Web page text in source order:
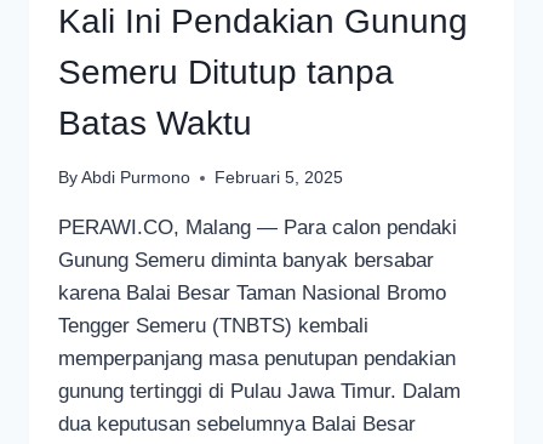
Kali Ini Pendakian Gunung
Semeru Ditutup tanpa
Batas Waktu
By Abdi Purmono Februari 5, 2025
PERAWI.CO, Malang — Para calon pendaki
Gunung Semeru diminta banyak bersabar
karena Balai Besar Taman Nasional Bromo
Tengger Semeru (TNBTS) kembali
memperpanjang masa penutupan pendakian
gunung tertinggi di Pulau Jawa Timur. Dalam
dua keputusan sebelumnya Balai Besar